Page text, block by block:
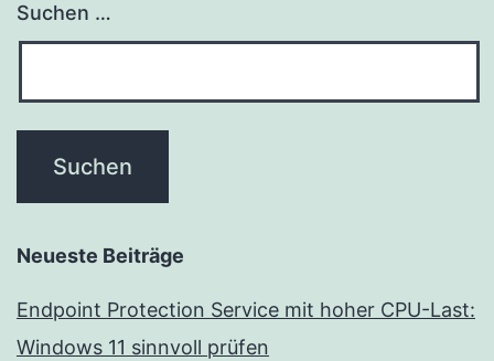
Suchen …
Neueste Beiträge
Endpoint Protection Service mit hoher CPU-Last:
Windows 11 sinnvoll prüfen